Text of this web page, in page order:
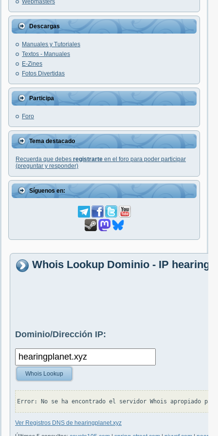
Webmasters
Descargas
Manuales y Tutoriales
Textos - Manuales
E-Zines
Fotos Divertidas
Participa
Foro
Tema destacado
Recuerda que debes registrarte en el foro para poder participar
(preguntar y responder)
Síguenos en:
Whois Lookup Dominio - IP
Dominio/Dirección IP:
Whois Lookup
Ver Registros DNS de hearingplanet.xyz